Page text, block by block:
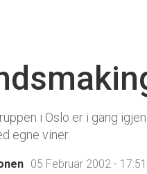
i Oslo er i gang
egne viner.
05 Februar 2002 - 17:51